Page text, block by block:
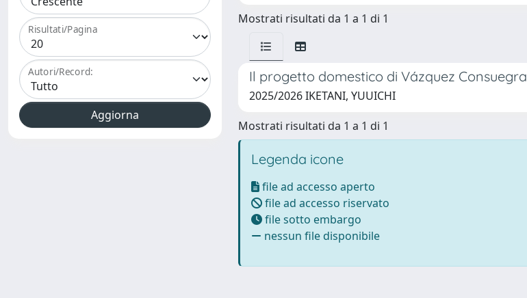
Risultati/Pagina
Autori/Record:
Mostrati risultati da 1 a 1 di 1
Il progetto domestico di Vázquez Consuegra
2025/2026 IKETANI, YUUICHI
Mostrati risultati da 1 a 1 di 1
Legenda icone
file ad accesso aperto
file ad accesso riservato
file sotto embargo
nessun file disponibile